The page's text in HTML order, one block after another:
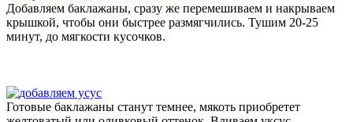
Добавляем баклажаны, сразу же перемешиваем и накрываем
крышкой, чтобы они быстрее размягчились. Тушим 20-25
минут, до мягкости кусочков.
Готовые баклажаны станут темнее, мякоть приобретет